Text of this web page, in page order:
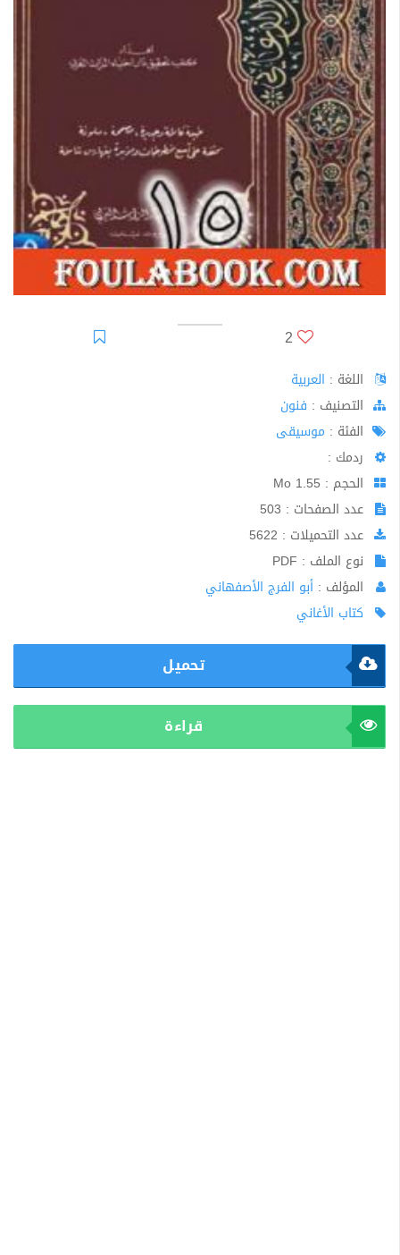
2
اللغة : العربية
اﻟﺘﺼﻨﻴﻒ : فنون
الفئة : موسيقى
ردمك :
الحجم : 1.55 Mo
عدد الصفحات : 503
عدد التحميلات : 5622
نوع الملف : PDF
المؤلف : أبو الفرج الأصفهاني
كتاب الأغاني
تحميل
قراءة